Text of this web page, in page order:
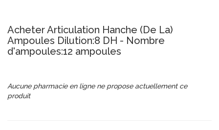
Acheter Articulation Hanche (De La)
Ampoules Dilution:8 DH - Nombre
d'ampoules:12 ampoules
Aucune pharmacie en ligne ne propose actuellement ce
produit